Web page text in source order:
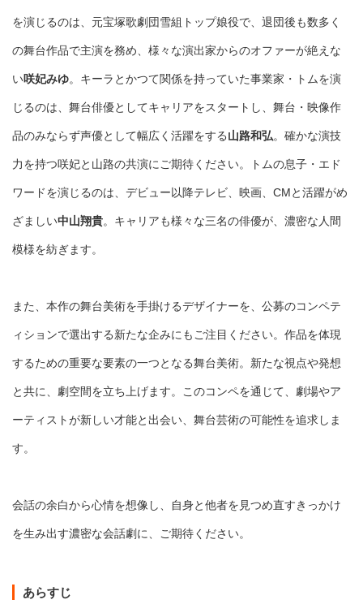
を演じるのは、元宝塚歌劇団雪組トップ娘役で、退団後も数多く
の舞台作品で主演を務め、様々な演出家からのオファーが絶えな
い咲妃みゆ。キーラとかつて関係を持っていた事業家・トムを演
じるのは、舞台俳優としてキャリアをスタートし、舞台・映像作
品のみならず声優として幅広く活躍をする山路和弘。確かな演技
力を持つ咲妃と山路の共演にご期待ください。トムの息子・エド
ワードを演じるのは、デビュー以降テレビ、映画、CMと活躍がめ
ざましい中山翔貴。キャリアも様々な三名の俳優が、濃密な人間
模様を紡ぎます。
また、本作の舞台美術を手掛けるデザイナーを、公募のコンペテ
ィションで選出する新たな企みにもご注目ください。作品を体現
するための重要な要素の一つとなる舞台美術。新たな視点や発想
と共に、劇空間を立ち上げます。このコンペを通じて、劇場やア
ーティストが新しい才能と出会い、舞台芸術の可能性を追求しま
す。
会話の余白から心情を想像し、自身と他者を見つめ直すきっかけ
を生み出す濃密な会話劇に、ご期待ください。
あらすじ